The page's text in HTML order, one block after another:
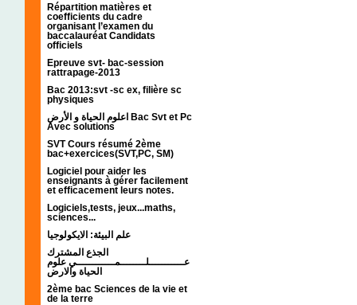
Répartition matières et
coefficients du cadre
organisant l’examen du
baccalauréat Candidats
officiels
Epreuve svt- bac-session
rattrapage-2013
Bac 2013:svt -sc ex, filière sc
physiques
اعلوم الحياة و الأرض Bac Svt et Pc
Avec solutions
SVT Cours résumé 2ème
bac+exercices(SVT,PC, SM)
Logiciel pour aider les
enseignants à gérer facilement
et efficacement leurs notes.
Logiciels,tests, jeux...maths,
sciences...
علم البيئة: الايكولوجيا
الجذع المشترك
عـــــــــــلــــــــمــــــــــــي علوم
الحياة والارض
2ème bac Sciences de la vie et
de la terre